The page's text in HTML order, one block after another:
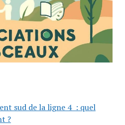
sud de la ligne 4 : quel
?